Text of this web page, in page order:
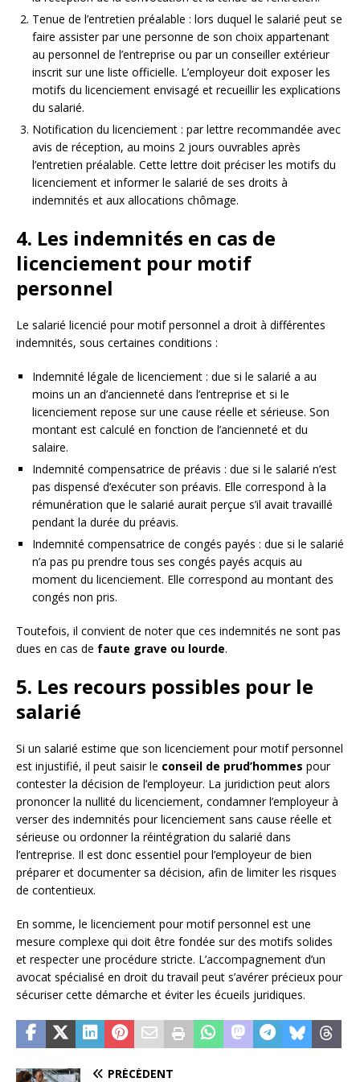
Tenue de l’entretien préalable : lors duquel le salarié peut se
faire assister par une personne de son choix appartenant
au personnel de l’entreprise ou par un conseiller extérieur
inscrit sur une liste officielle. L’employeur doit exposer les
motifs du licenciement envisagé et recueillir les explications
du salarié.
Notification du licenciement : par lettre recommandée avec
avis de réception, au moins 2 jours ouvrables après
l’entretien préalable. Cette lettre doit préciser les motifs du
licenciement et informer le salarié de ses droits à
indemnités et aux allocations chômage.
4. Les indemnités en cas de
licenciement pour motif
personnel
Le salarié licencié pour motif personnel a droit à différentes
indemnités, sous certaines conditions :
Indemnité légale de licenciement : due si le salarié a au
moins un an d’ancienneté dans l’entreprise et si le
licenciement repose sur une cause réelle et sérieuse. Son
montant est calculé en fonction de l’ancienneté et du
salaire.
Indemnité compensatrice de préavis : due si le salarié n’est
pas dispensé d’exécuter son préavis. Elle correspond à la
rémunération que le salarié aurait perçue s’il avait travaillé
pendant la durée du préavis.
Indemnité compensatrice de congés payés : due si le salarié
n’a pas pu prendre tous ses congés payés acquis au
moment du licenciement. Elle correspond au montant des
congés non pris.
Toutefois, il convient de noter que ces indemnités ne sont pas
dues en cas de faute grave ou lourde.
5. Les recours possibles pour le
salarié
Si un salarié estime que son licenciement pour motif personnel
est injustifié, il peut saisir le conseil de prud’hommes pour
contester la décision de l’employeur. La juridiction peut alors
prononcer la nullité du licenciement, condamner l’employeur à
verser des indemnités pour licenciement sans cause réelle et
sérieuse ou ordonner la réintégration du salarié dans
l’entreprise. Il est donc essentiel pour l’employeur de bien
préparer et documenter sa décision, afin de limiter les risques
de contentieux.
En somme, le licenciement pour motif personnel est une
mesure complexe qui doit être fondée sur des motifs solides
et respecter une procédure stricte. L’accompagnement d’un
avocat spécialisé en droit du travail peut s’avérer précieux pour
sécuriser cette démarche et éviter les écueils juridiques.
PRÉCÉDENT